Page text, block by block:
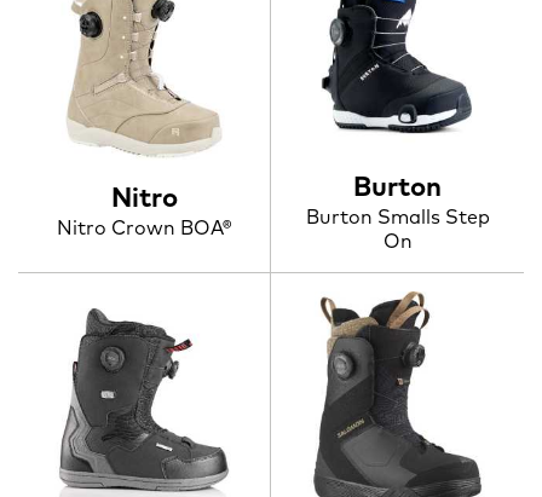
Nitro
Nitro Crown BOA®
Burton
Burton Smalls Step
On